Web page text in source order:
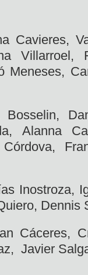
Cavieres,
Meneses,
Alanna
Inostroza,
Dennis
Cáceres,
Javier